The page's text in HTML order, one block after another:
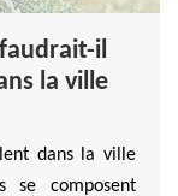
il
la ville
dans la ville
se composent